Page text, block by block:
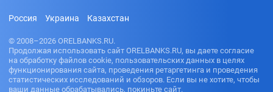
Россия Украина Казахстан
© 2008–2026 ORELBANKS.RU.
Продолжая использовать сайт ORELBANKS.RU, вы даете согласие
на обработку файлов cookie, пользовательских данных в целях
функционирования сайта, проведения ретаргетинга и проведения
статистических исследований и обзоров. Если вы не хотите, чтобы
ваши данные обрабатывались, покиньте сайт.